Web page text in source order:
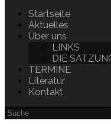
Startseite
Aktuelles
Über uns
LINKS
DIE
TERMINE
Literatur
Kontakt